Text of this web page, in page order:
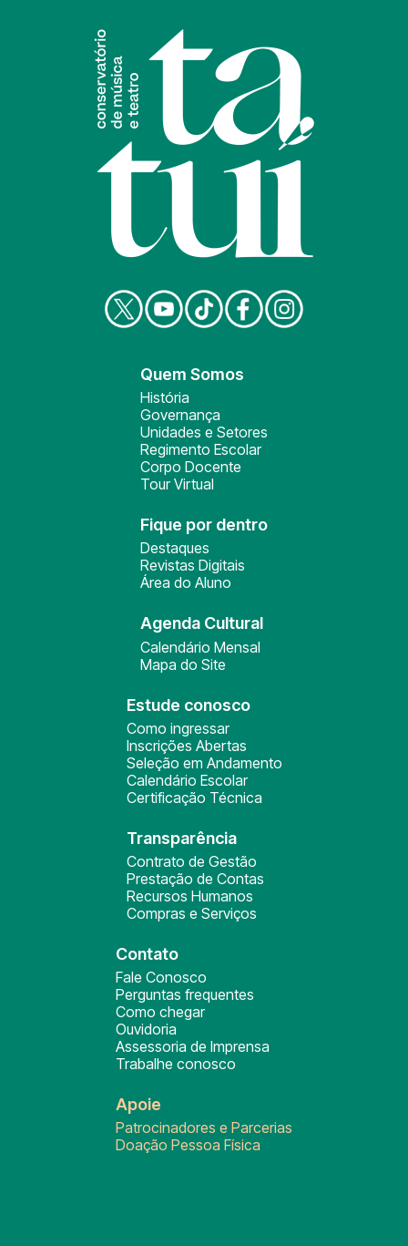
Quem Somos
História
Governança
Unidades e Setores
Regimento Escolar
Corpo Docente
Tour Virtual
Fique por dentro
Destaques
Revistas Digitais
Área do Aluno
Agenda Cultural
Calendário Mensal
Mapa do Site
Estude conosco
Como ingressar
Inscrições Abertas
Seleção em Andamento
Calendário Escolar
Certificação Técnica
Transparência
Contrato de Gestão
Prestação de Contas
Recursos Humanos
Compras e Serviços
Contato
Fale Conosco
Perguntas frequentes
Como chegar
Ouvidoria
Assessoria de Imprensa
Trabalhe conosco
Apoie
Patrocinadores e Parcerias
Doação Pessoa Física